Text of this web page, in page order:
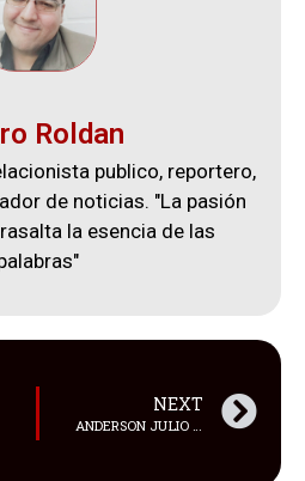
Roldan
publico, reportero,
de noticias. "La pasión
la esencia de las
NEXT
ANDERSON JULIO JUGARÁ EN EL FC DALLAS DE LA MLS